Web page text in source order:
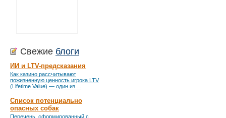
Свежие блоги
ИИ и LTV-предсказания
Как казино рассчитывают
пожизненную ценность игрока LTV
(Lifetime Value) — один из ...
Список потенциально
опасных собак
Перечень, сформированный с